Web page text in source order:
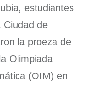
estudiantes
Ciudad de
la proeza de
Olimpiada
(OIM) en